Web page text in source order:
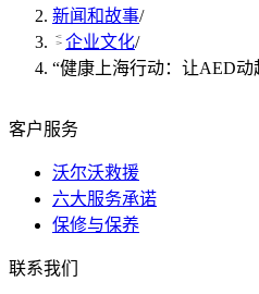
新闻和故事/
企业文化/
“健康上海行动：让AED动